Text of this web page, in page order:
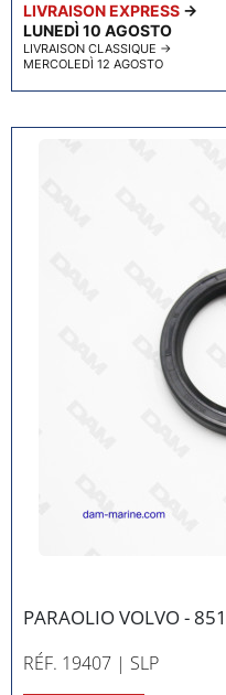
LIVRAISON EXPRESS →
LUNEDÌ 10 AGOSTO
LIVRAISON CLASSIQUE →
MERCOLEDÌ 12 AGOSTO
PARAOLIO VOLVO -
RÉF. 19407 | SLP